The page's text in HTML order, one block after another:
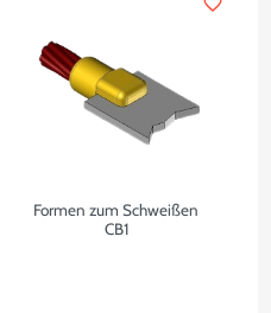
Formen zum Schweißen
CB1